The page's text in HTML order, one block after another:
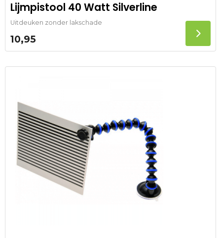
Lijmpistool 40 Watt Silverline
Uitdeuken zonder lakschade
10,95